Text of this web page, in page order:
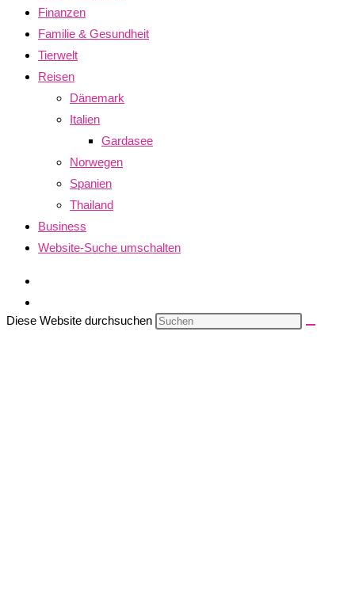
Finanzen
Familie & Gesundheit
Tierwelt
Reisen
Dänemark
Italien
Gardasee
Norwegen
Spanien
Thailand
Business
Website-Suche umschalten
Diese Website durchsuchen